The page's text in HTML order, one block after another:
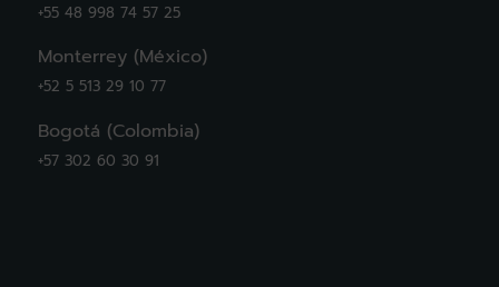
+55 48 998 74 57 25
Monterrey (México)
+52 5 513 29 10 77
Bogotá (Colombia)
+57 302 60 30 91